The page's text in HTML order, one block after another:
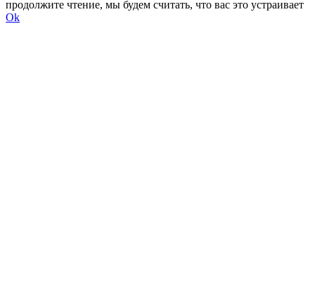
продолжите чтение, мы будем считать, что вас это устраивает
Ok